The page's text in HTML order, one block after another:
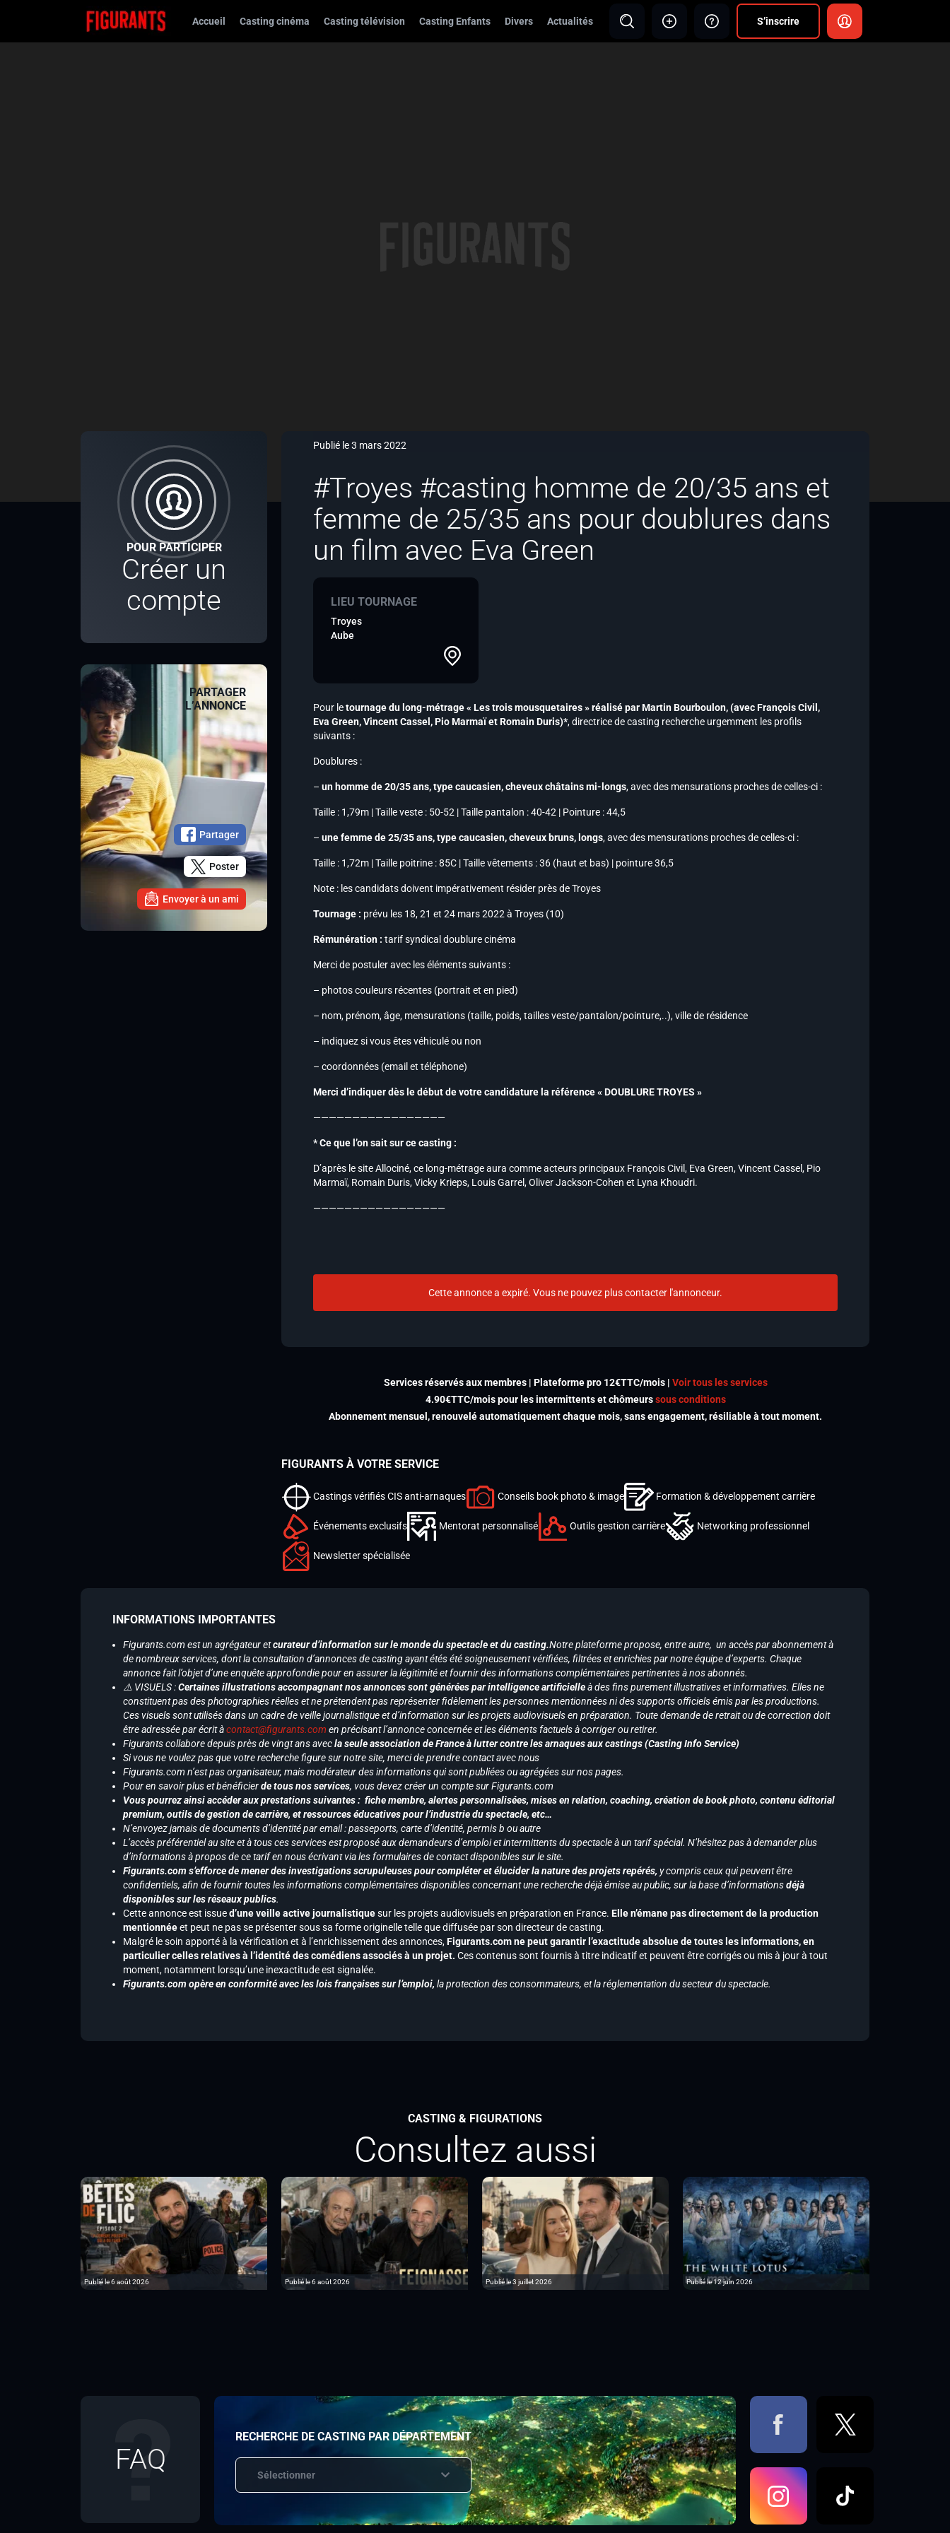
Accueil Casting cinéma Casting télévision Casting Enfants Divers Actualités S’inscrire
POUR PARTICIPER
Créer un
compte
PARTAGER
L’ANNONCE
Partager
Poster
Envoyer à un ami
Publié le 3 mars 2022
#Troyes #casting homme de 20/35 ans et
femme de 25/35 ans pour doublures dans
un film avec Eva Green
LIEU TOURNAGE
Troyes
Aube
Pour letournage du long-métrage « Les trois mousquetaires » réalisé par Martin Bourboulon,(avec François Civil,
Eva Green, Vincent Cassel, Pio Marmaï et Romain Duris)*, directrice de casting recherche urgemment les profils
suivants :
Doublures :
– un homme de 20/35 ans, type caucasien, cheveux châtains mi-longs, avec des mensurations proches de celles-ci :
Taille : 1,79m | Taille veste : 50-52 | Taille pantalon : 40-42 | Pointure : 44,5
– une femme de 25/35 ans, type caucasien, cheveux bruns, longs, avec des mensurations proches de celles-ci :
Taille : 1,72m | Taille poitrine : 85C | Taille vêtements : 36 (haut et bas) | pointure 36,5
Note : les candidats doivent impérativement résider près de Troyes
Tournage : prévu les 18, 21 et 24 mars 2022 à Troyes (10)
Rémunération : tarif syndical doublure cinéma
Merci de postuler avec les éléments suivants :
– photos couleurs récentes (portrait et en pied)
– nom, prénom, âge, mensurations (taille, poids, tailles veste/pantalon/pointure,..), ville de résidence
– indiquez si vous êtes véhiculé ou non
– coordonnées (email et téléphone)
Merci d’indiquer dès le début de votre candidature la référence « DOUBLURE TROYES »
—————————————————
* Ce que l’on sait sur ce casting :
D’après le site Allociné, ce long-métrage aura comme acteurs principaux François Civil, Eva Green, Vincent Cassel, Pio
Marmaï, Romain Duris, Vicky Krieps, Louis Garrel, Oliver Jackson-Cohen et Lyna Khoudri.
—————————————————
Cette annonce a expiré. Vous ne pouvez plus contacter l'annonceur.
Services réservés aux membres | Plateforme pro 12€TTC/mois | Voir tous les services
4.90€TTC/mois pour les intermittents et chômeurssous conditions
Abonnement mensuel, renouvelé automatiquement chaque mois, sans engagement, résiliable à tout moment.
FIGURANTS À VOTRE SERVICE
Castings vérifiés CIS anti-arnaques Conseils book photo & image Formation & développement carrière
Événements exclusifs Mentorat personnalisé Outils gestion carrière Networking professionnel
Newsletter spécialisée
INFORMATIONS IMPORTANTES
Figurants.com est un agrégateur etcurateur d’information sur le monde du spectacle et du casting.Notre plateforme propose, entre autre, un accès par abonnement à
de nombreux services, dont la consultation d’annonces de casting ayant étés été soigneusement vérifiées, filtrées et enrichies par notre équipe d’experts. Chaque
annonce fait l’objet d’une enquête approfondie pour en assurer la légitimité et fournir des informations complémentaires pertinentes à nos abonnés.
⚠️ VISUELS :Certaines illustrations accompagnant nos annonces sont générées par intelligence artificielleà des fins purement illustratives et informatives. Elles ne
constituent pas des photographies réelles et ne prétendent pas représenter fidèlement les personnes mentionnées ni des supports officiels émis par les productions.
Ces visuels sont utilisés dans un cadre de veille journalistique et d’information sur les projets audiovisuels en préparation. Toute demande de retrait ou de correction doit
être adressée par écrit àcontact@figurants.com en précisant l’annonce concernée et les éléments factuels à corriger ou retirer.
Figurants collabore depuis près de vingt ans avecla seule association de France à lutter contre les arnaques aux castings (Casting Info Service)
Si vous ne voulez pas que votre recherche figure sur notre site, merci de prendre contact avec nous
Figurants.com n’est pas organisateur, mais modérateur des informations qui sont publiées ou agrégées sur nos pages.
Pour en savoir plus et bénéficierde tous nos services, vous devez créer un compte sur Figurants.com
Vous pourrez ainsi accéder aux prestations suivantes : fiche membre, alertes personnalisées, mises en relation, coaching, création de book photo, contenu éditorial
premium, outils de gestion de carrière, et ressources éducatives pour l’industrie du spectacle, etc…
N’envoyez jamais de documents d’identité par email : passeports, carte d’identité, permis b ou autre
L’accès préférentiel au site et à tous ces services est proposé aux demandeurs d’emploi et intermittents du spectacle à un tarif spécial. N’hésitez pas à demander plus
d’informations à propos de ce tarif en nous écrivant via les formulaires de contact disponibles sur le site.
Figurants.com s’efforce de mener des investigations scrupuleuses pour compléter et élucider la nature des projets repérés, y compris ceux qui peuvent être
confidentiels, afin de fournir toutes les informations complémentaires disponibles concernant une recherche déjà émise au public, sur la base d’informationsdéjà
disponibles sur les réseaux publics.
Cette annonce est issued’une veille active journalistiquesur les projets audiovisuels en préparation en France. Elle n’émane pas directement de la production
mentionnéeet peut ne pas se présenter sous sa forme originelle telle que diffusée par son directeur de casting.
Malgré le soin apporté à la vérification et à l’enrichissement des annonces,Figurants.com ne peut garantir l’exactitude absolue de toutes les informations, en
particulier celles relatives à l’identité des comédiens associés à un projet. Ces contenus sont fournis à titre indicatif et peuvent être corrigés ou mis à jour à tout
moment, notamment lorsqu’une inexactitude est signalée.
Figurants.com opère en conformité avec les lois françaises sur l’emploi, la protection des consommateurs, et la réglementation du secteur du spectacle.
CASTING & FIGURATIONS
Consultez aussi
Publié le 6 août 2026 Publié le 6 août 2026 Publié le 3 juillet 2026 Publié le 12 juin 2026
FAQ
RECHERCHE DE CASTING PAR DÉPARTEMENT
Sélectionner